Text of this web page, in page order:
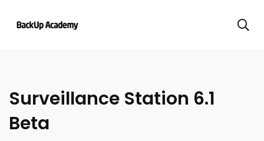
Surveillance Station 6.1
Beta